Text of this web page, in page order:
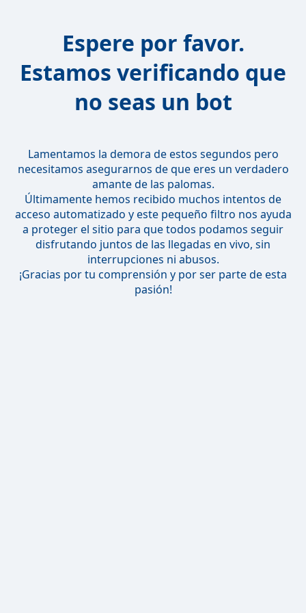
Espere por favor.
Estamos verificando que
no seas un bot
Lamentamos la demora de estos segundos pero
necesitamos asegurarnos de que eres un verdadero
amante de las palomas.
Últimamente hemos recibido muchos intentos de
acceso automatizado y este pequeño filtro nos ayuda
a proteger el sitio para que todos podamos seguir
disfrutando juntos de las llegadas en vivo, sin
interrupciones ni abusos.
¡Gracias por tu comprensión y por ser parte de esta
pasión!